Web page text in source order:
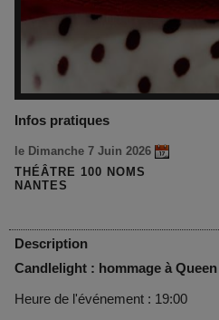
Infos pratiques
le Dimanche 7 Juin 2026
THÉÂTRE 100 NOMS
NANTES
Description
Candlelight : hommage à Queen
Heure de l'événement : 19:00